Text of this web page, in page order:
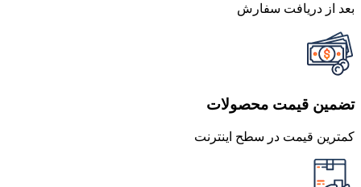
بعد از دریافت سفارش
تضمین قیمت محصولات
کمترین قیمت در سطح اینترنت